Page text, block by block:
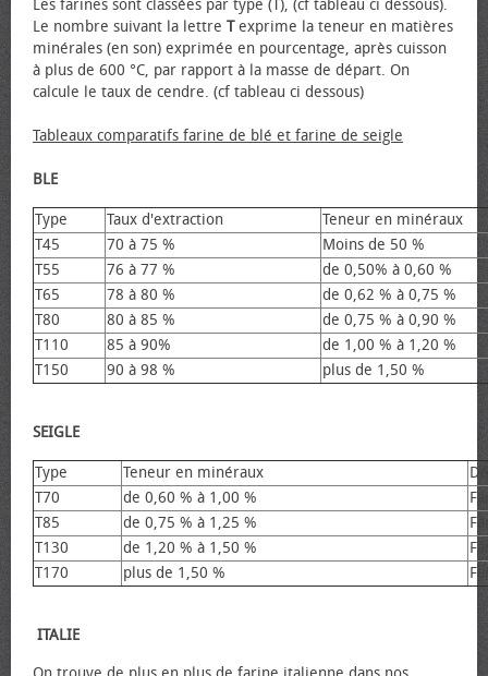
Les farines sont classées par type (T), (cf tableau ci dessous).
Le nombre suivant la lettre Texprime la teneur en matières
minérales (en son) exprimée en pourcentage, après cuisson
à plus de 600 °C, par rapport à la masse de départ. On
calcule le taux de cendre. (cf tableau ci dessous)
Tableaux comparatifs farine de blé et farine de seigle
BLE
Type Taux d'extraction
Teneur en minéraux
T45
70 à 75 %
Moins de 50 %
T55
76 à 77 %
de 0,50% à 0,60 %
T65
78 à 80 %
de 0,62 % à 0,75 %
T80
80 à 85 %
de 0,75 % à 0,90 %
T110
85 à 90%
de 1,00 % à 1,20 %
T150
90 à 98 % plus de 1,50 %
SEIGLE
Type Teneur en minéraux
T70
de 0,60 % à 1,00 %
T85
de 0,75 % à 1,25 %
T130
de 1,20 % à 1,50 %
T170
plus de 1,50 %
ITALIE